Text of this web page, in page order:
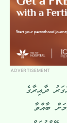
ADVERTISEMENT
ދާއިރާގެ
ބާއްވާ